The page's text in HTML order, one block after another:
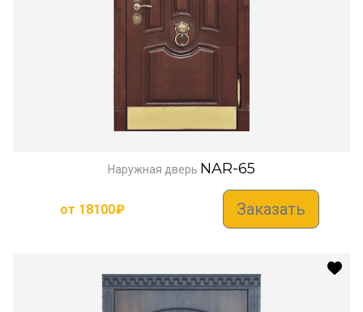
Наружная дверь NAR-65
от 18100₽ Заказать